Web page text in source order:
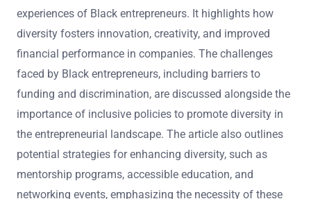
experiences of Black entrepreneurs. It highlights how
diversity fosters innovation, creativity, and improved
financial performance in companies. The challenges
faced by Black entrepreneurs, including barriers to
funding and discrimination, are discussed alongside the
importance of inclusive policies to promote diversity in
the entrepreneurial landscape. The article also outlines
potential strategies for enhancing diversity, such as
mentorship programs, accessible education, and
networking events, emphasizing the necessity of these